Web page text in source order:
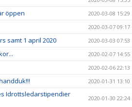
öppen 2020-03-08 15:29
2020-03-07 09:17
samt 1 april 2020 2020-03-03 07:53
2020-02-07 14:55
2020-02-06 22:13
2020-01-31 13:10
Idrottsledarstipendier
2020-01-30 22:24